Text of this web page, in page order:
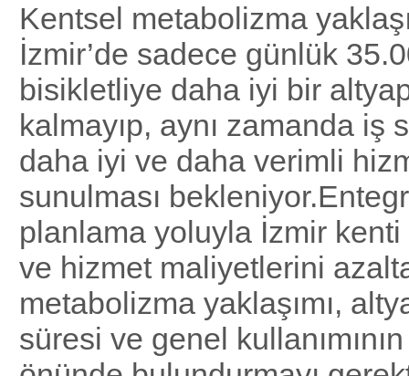
Kentsel metabolizma
İzmir’de sadece günlük
bisikletliye daha iyi bir
kalmayıp, aynı zamanda iş
daha iyi ve daha verimli
sunulması
planlama yoluyla İzmir kenti
ve hizmet maliyetlerini
metabolizma yaklaşımı,
süresi ve genel